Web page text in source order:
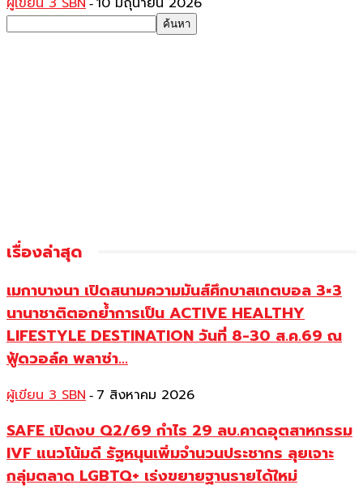
-
เรื่องล่าสุด
เมกาบางนา เปิดสนามความมันส์ศึกบาสเกตบอล 3×3
นานาชาติตอกย้ำการเป็น ACTIVE HEALTHY
LIFESTYLE DESTINATION วันที่ 8-30 ส.ค.69 ณ
ฟู้ดวอล์ค พลาซ่า...
ผู้เขียน 3 SBN - 7 สิงหาคม 2026
SAFE เปิดงบ Q2/69 กำไร 29 ลบ.คาดอุตสาหกรรม
IVF แนวโน้มดี รัฐหนุนเพิ่มจำนวนประชากร ลุยเจาะ
กลุ่มตลาด LGBTQ+ เร่งขยายฐานรายได้ใหม่